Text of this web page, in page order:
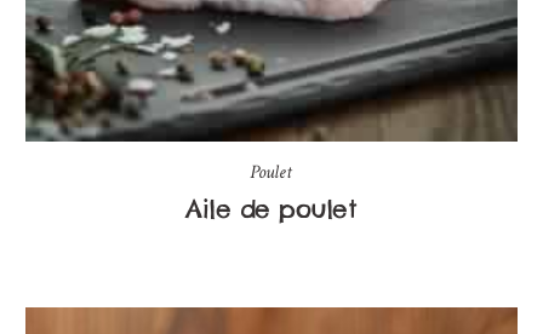
Poulet
Aile de poulet